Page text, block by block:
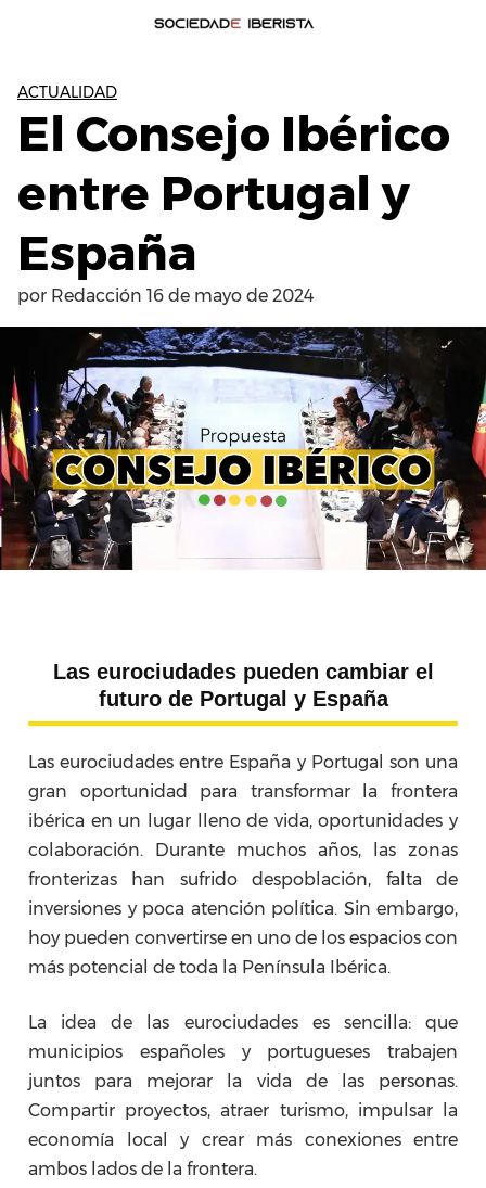
ACTUALIDAD
El Consejo Ibérico
entre Portugal y
España
por Redacción 16 de mayo de 2024
Las eurociudades pueden cambiar el
futuro de Portugal y España
Las eurociudades entre España y Portugal son una
gran oportunidad para transformar la frontera
ibérica en un lugar lleno de vida, oportunidades y
colaboración. Durante muchos años, las zonas
fronterizas han sufrido despoblación, falta de
inversiones y poca atención política. Sin embargo,
hoy pueden convertirse en uno de los espacios con
más potencial de toda la Península Ibérica.
La idea de las eurociudades es sencilla: que
municipios españoles y portugueses trabajen
juntos para mejorar la vida de las personas.
Compartir proyectos, atraer turismo, impulsar la
economía local y crear más conexiones entre
ambos lados de la frontera.